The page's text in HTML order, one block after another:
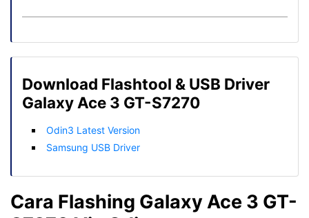
Download Flashtool & USB Driver
Galaxy Ace 3 GT-S7270
Odin3 Latest Version
Samsung USB Driver
Cara Flashing Galaxy Ace 3 GT-